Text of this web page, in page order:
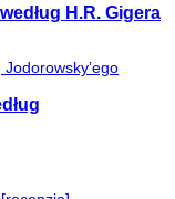
H.R. Gigera